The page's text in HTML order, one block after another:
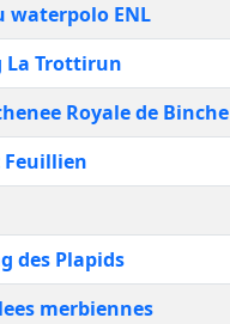
waterpolo ENL
La Trottirun
Royale de Binche
Feuillien
des Plapids
merbiennes